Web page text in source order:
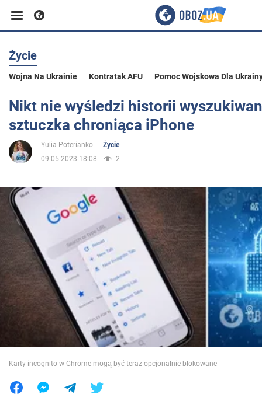
Biznes
Sport
Rozrywka
Polityka
Społeczeństwo
Wojna na Ukrainie
Świat
Jedzenie
Życie
Wojna Na Ukrainie Kontratak AFU Pomoc Wojskowa Dla
Nikt nie wyśledzi historii
sztuczka chroniąca iPhone
Yulia Poterianko
Życie
09.05.2023 18:08
2
Karty incognito w Chrome mogą być teraz opcjonalnie blokowane